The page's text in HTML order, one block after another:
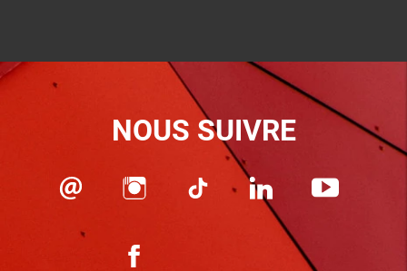
NOUS SUIVRE